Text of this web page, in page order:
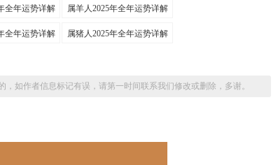
全年运势详解 属羊人2025年全年运势详解
全年运势详解 属猪人2025年全年运势详解
如作者信息标记有误，请第一时间联系我们修改或删除，多谢。